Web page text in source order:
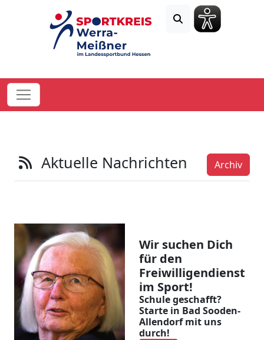
Archiv
Aktuelle Nachrichten
Wir suchen Dich
für den
Freiwilligendienst
im Sport!
Schule geschafft?
Starte in Bad Sooden-
Allendorf mit uns
durch!